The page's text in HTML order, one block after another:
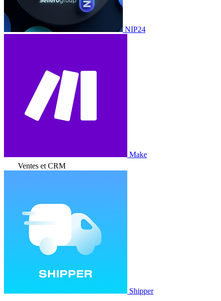
NIP24
Make
Ventes et CRM
Shipper